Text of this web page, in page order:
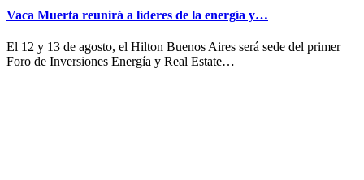
Vaca Muerta reunirá a líderes de la energía y…
El 12 y 13 de agosto, el Hilton Buenos Aires será sede del primer
Foro de Inversiones Energía y Real Estate…